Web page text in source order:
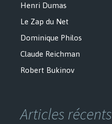
Henri Dumas
Le Zap du Net
Dominique Philos
Claude Reichman
Robert Bukinov
Articles récents